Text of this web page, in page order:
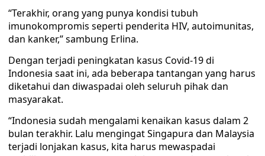
“Terakhir, orang yang punya kondisi tubuh
imunokompromis seperti penderita HIV, autoimunitas,
dan kanker,” sambung Erlina.
Dengan terjadi peningkatan kasus Covid-19 di
Indonesia saat ini, ada beberapa tantangan yang harus
diketahui dan diwaspadai oleh seluruh pihak dan
masyarakat.
“Indonesia sudah mengalami kenaikan kasus dalam 2
bulan terakhir. Lalu mengingat Singapura dan Malaysia
terjadi lonjakan kasus, kita harus mewaspadai